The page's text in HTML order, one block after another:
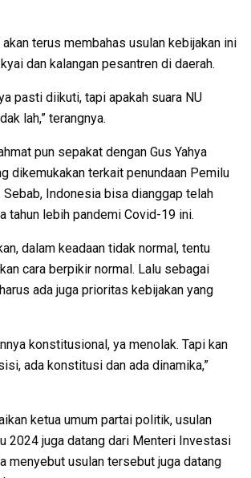
akan terus membahas usulan kebijakan ini
dan kalangan pesantren di daerah.
pasti diikuti, tapi apakah suara NU
lah,” terangnya.
pun sepakat dengan Gus Yahya
dikemukakan terkait penundaan Pemilu
Sebab, Indonesia bisa dianggap telah
tahun lebih pandemi Covid-19 ini.
dalam keadaan tidak normal, tentu
cara berpikir normal. Lalu sebagai
ada juga prioritas kebijakan yang
konstitusional, ya menolak. Tapi kan
ada konstitusi dan ada dinamika,”
ketua umum partai politik, usulan
2024 juga datang dari Menteri Investasi
menyebut usulan tersebut juga datang